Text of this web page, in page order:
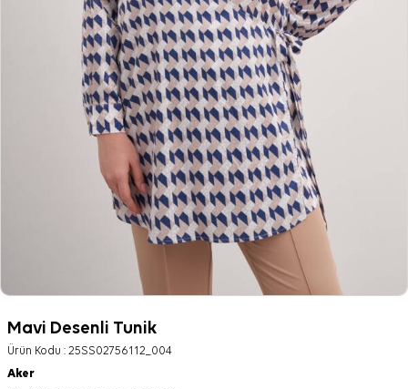
Mavi Desenli Tunik
Ürün Kodu : 25SS02756112_004
Aker